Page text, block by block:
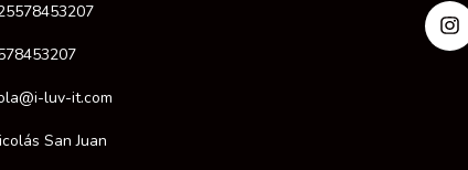
luv-it.com
San Juan